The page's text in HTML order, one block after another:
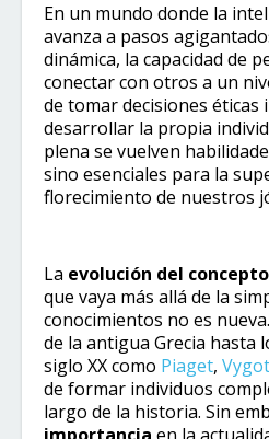
En un mundo donde la
avanza a pasos
dinámica, la capacidad de
conectar con otros a un
de tomar decisiones éticas
desarrollar la propia
plena se vuelven
sino esenciales para la
florecimiento de nuestros
La evolución del concepto
que vaya más allá de la
conocimientos no es
de la antigua Grecia hasta
siglo XX como Piaget,
de formar individuos
largo de la historia. Sin